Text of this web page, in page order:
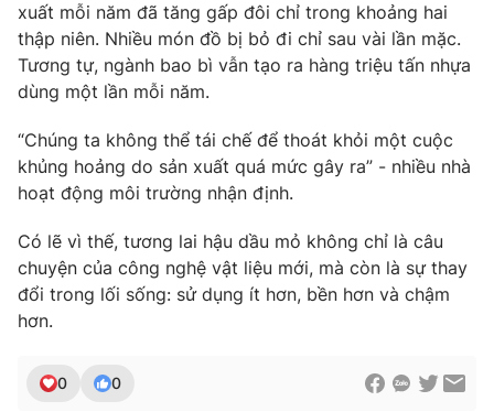
xuất mỗi năm đã tăng gấp đôi chỉ trong khoảng hai
thập niên. Nhiều món đồ bị bỏ đi chỉ sau vài lần mặc.
Tương tự, ngành bao bì vẫn tạo ra hàng triệu tấn nhựa
dùng một lần mỗi năm.
“Chúng ta không thể tái chế để thoát khỏi một cuộc
khủng hoảng do sản xuất quá mức gây ra” - nhiều nhà
hoạt động môi trường nhận định.
Có lẽ vì thế, tương lai hậu dầu mỏ không chỉ là câu
chuyện của công nghệ vật liệu mới, mà còn là sự thay
đổi trong lối sống: sử dụng ít hơn, bền hơn và chậm
hơn.
0 0